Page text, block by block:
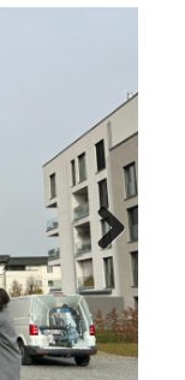
Next